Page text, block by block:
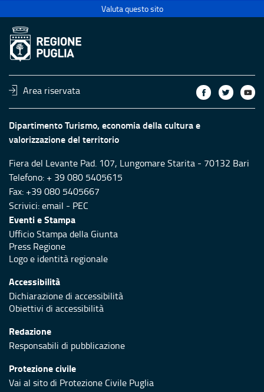
Valuta questo sito
Area riservata
Dipartimento Turismo, economia della cultura e
valorizzazione del territorio
Fiera del Levante Pad. 107, Lungomare Starita - 70132 Bari
Telefono: + 39 080 5405615
Fax: +39 080 5405667
Scrivici:email - PEC
Eventi e Stampa
Ufficio Stampa della Giunta
Press Regione
Logo e identità regionale
Accessibilità
Dichiarazione di accessibilità
Obiettivi di accessibilità
Redazione
Responsabili di pubblicazione
Protezione civile
Vai al sito di Protezione Civile Puglia